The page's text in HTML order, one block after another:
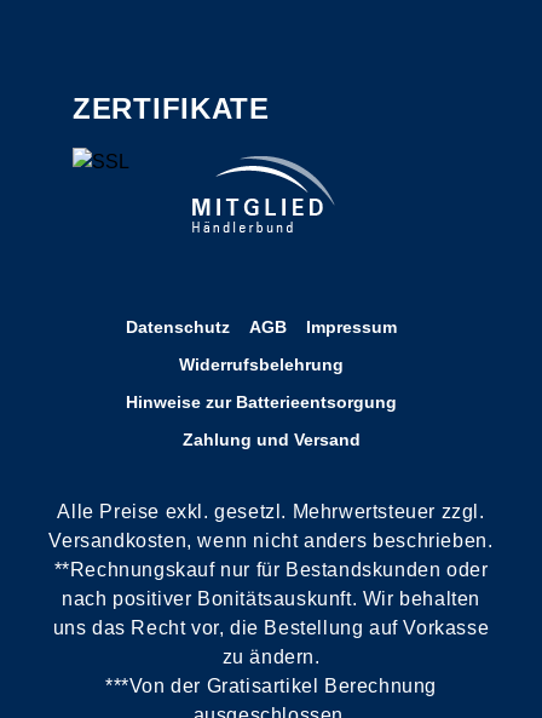
ZERTIFIKATE
Datenschutz AGB
Impressum
Widerrufsbelehrung
Hinweise zur Batterieentsorgung
Zahlung und Versand
Alle Preise exkl. gesetzl. Mehrwertsteuer zzgl.
Versandkosten, wenn nicht anders beschrieben.
**Rechnungskauf nur für Bestandskunden oder
nach positiver Bonitätsauskunft. Wir behalten
uns das Recht vor, die Bestellung auf Vorkasse
zu ändern.
***Von der Gratisartikel Berechnung